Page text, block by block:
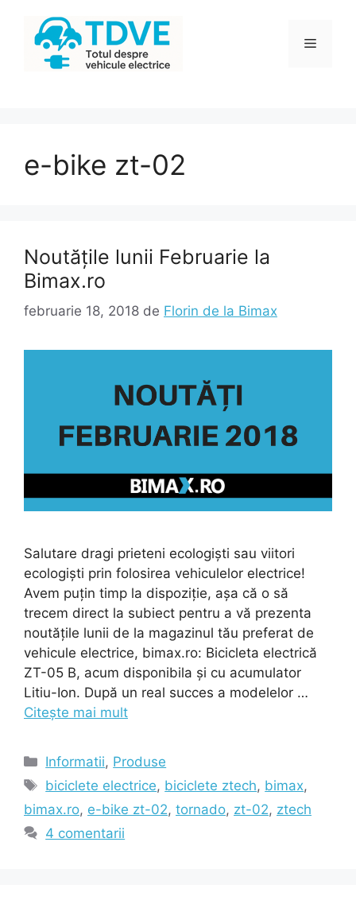
conținut
Meniu
e-bike zt-02
Noutățile lunii Februarie la
Bimax.ro
februarie 18, 2018 de Florin de la Bimax
Salutare dragi prieteni ecologiști sau viitori
ecologiști prin folosirea vehiculelor electrice!
Avem puțin timp la dispoziție, așa că o să
trecem direct la subiect pentru a vă prezenta
noutățile lunii de la magazinul tău preferat de
vehicule electrice, bimax.ro: Bicicleta electrică
ZT-05 B, acum disponibila și cu acumulator
Litiu-Ion. După un real succes a modelelor …
Citește mai mult
Categorii
Informatii, Produse
Etichete
biciclete electrice, biciclete ztech, bimax,
bimax.ro, e-bike zt-02, tornado, zt-02, ztech
4 comentarii